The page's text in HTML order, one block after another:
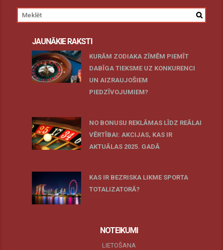
JAUNĀKIE RAKSTI
KURĀM ZODIAKA ZĪMĒM PIEMĪT
DABĪGA TIEKSME UZ KONKURENCI
UN AIZRAUJOŠIEM
PIEDZĪVOJUMIEM?
NO BONUSU REKLĀMAS LĪDZ REĀLAI
VĒRTĪBAI: AKCIJAS, KAS IR
AKTUĀLAS 2025. GADĀ
KAS IR BEZRISKA LIKME SPORTA
TOTALIZATORĀ?
NOTEIKUMI
LIETOŠANA